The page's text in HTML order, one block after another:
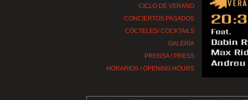
CICLO DE VERANO
CONCIERTOS PASADOS
CÓCTELES/ COCKTAILS
GALERÍA
PRENSA / PRESS
HORARIOS / OPENING HOURS